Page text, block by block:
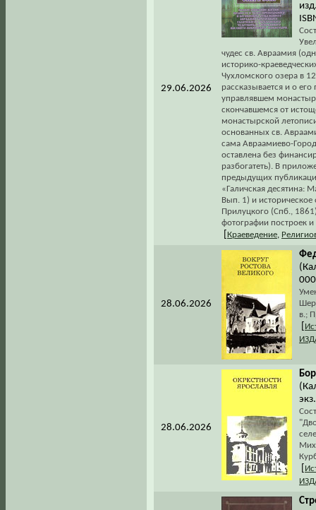
29.06.2026
чудес св. Авраамия
историко-
Чухломского озера в
рассказывается и о
управлявшем
скончавшемся от
монастырской
основанных св.
сама Авраамиево-
оставлена без
разбогатеть). В
предыдущих
«Галичская десятина:
Вып. 1) и
Прилуцкого (Спб.,
фотографии построек и
Краеведение,
28.06.2026
в.;
28.06.2026